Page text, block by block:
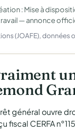
: Mise à
— annonce
(JOAFE), données
général ouvre
fiscal CERFA